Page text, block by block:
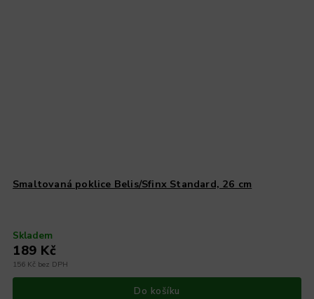
Smaltovaná poklice Belis/Sfinx Standard, 26 cm
Skladem
156 Kč bez DPH
189 Kč
Do košíku